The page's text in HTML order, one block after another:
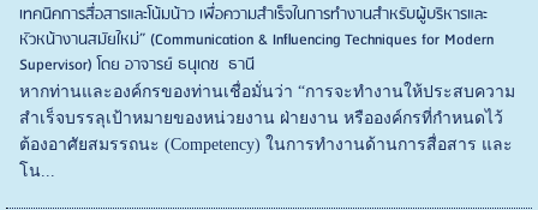
เทคนิคการสื่อสารและโน้มน้าว เพื่อความสำเร็จในการทำงานสำหรับผู้บริหารและ
หัวหน้างานสมัยใหม่” (Communication & Influencing Techniques for Modern
Supervisor) โดย อาจารย์ ธนุเดช ธานี
หากท่านและองค์กรของท่านเชื่อมั่นว่า “การจะทำงานให้ประสบความ
สำเร็จบรรลุเป้าหมายของหน่วยงาน ฝ่ายงาน หรือองค์กรที่กำหนดไว้
ต้องอาศัยสมรรถนะ (Competency) ในการทำงานด้านการสื่อสาร และ
โน...